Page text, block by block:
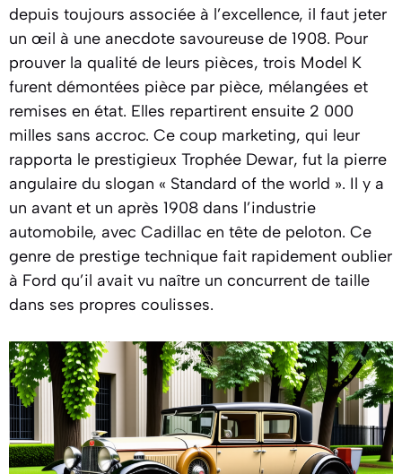
depuis toujours associée à l’excellence, il faut jeter
un œil à une anecdote savoureuse de 1908. Pour
prouver la qualité de leurs pièces, trois Model K
furent démontées pièce par pièce, mélangées et
remises en état. Elles repartirent ensuite 2 000
milles sans accroc. Ce coup marketing, qui leur
rapporta le prestigieux Trophée Dewar, fut la pierre
angulaire du slogan « Standard of the world ». Il y a
un avant et un après 1908 dans l’industrie
automobile, avec Cadillac en tête de peloton. Ce
genre de prestige technique fait rapidement oublier
à Ford qu’il avait vu naître un concurrent de taille
dans ses propres coulisses.